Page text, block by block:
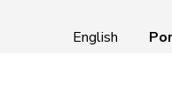
English